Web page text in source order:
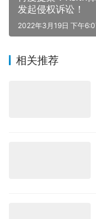
发起侵权诉讼！
2022年3月19日 下午
相关推荐